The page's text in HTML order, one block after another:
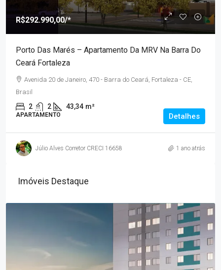
R$292.990,00/*
Porto Das Marés – Apartamento Da MRV Na Barra Do
Ceará Fortaleza
Avenida 20 de Janeiro, 470 - Barra do Ceará, Fortaleza - CE,
Brasil
2 2 43,34 m²
APARTAMENTO Detalhes
Júlio Alves Corretor CRECI 16658 1 ano atrás
Imóveis Destaque